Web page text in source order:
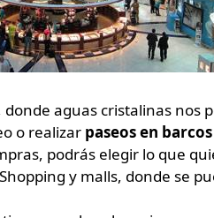
aguas cristalinas nos
o realizar paseos en
podrás elegir lo que
y malls, donde se